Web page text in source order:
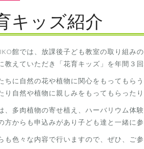
キッズ紹介
館では、放課後子ども教室の取り組み
教えていただき「花育キッズ」を年間３回
ちに自然の花や植物に関心をもってもら
り自然や植物に親しみをもってもらった
、多肉植物の寄せ植え、ハーバリウム体
方からも申込みがあり子ども達と一緒に参
も色々な内容で行いますので、ぜひ、ご参